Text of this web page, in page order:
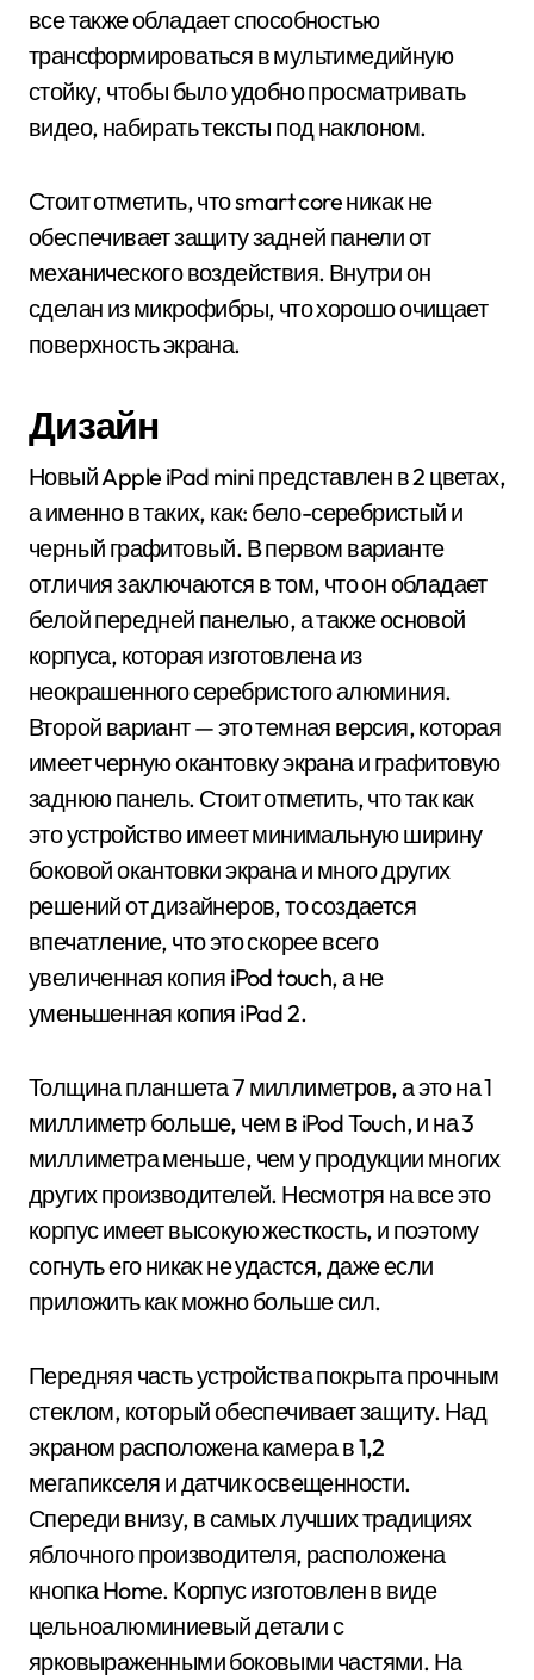
все также обладает способностью
трансформироваться в мультимедийную
стойку, чтобы было удобно просматривать
видео, набирать тексты под наклоном.
Стоит отметить, что smart core никак не
обеспечивает защиту задней панели от
механического воздействия. Внутри он
сделан из микрофибры, что хорошо очищает
поверхность экрана.
Дизайн
Новый Apple iPad mini представлен в 2 цветах,
а именно в таких, как: бело-серебристый и
черный графитовый. В первом варианте
отличия заключаются в том, что он обладает
белой передней панелью, а также основой
корпуса, которая изготовлена из
неокрашенного серебристого алюминия.
Второй вариант — это темная версия, которая
имеет черную окантовку экрана и графитовую
заднюю панель. Стоит отметить, что так как
это устройство имеет минимальную ширину
боковой окантовки экрана и много других
решений от дизайнеров, то создается
впечатление, что это скорее всего
увеличенная копия iPod touch, а не
уменьшенная копия iPad 2.
Толщина планшета 7 миллиметров, а это на 1
миллиметр больше, чем в iPod Touch, и на 3
миллиметра меньше, чем у продукции многих
других производителей. Несмотря на все это
корпус имеет высокую жесткость, и поэтому
согнуть его никак не удастся, даже если
приложить как можно больше сил.
Передняя часть устройства покрыта прочным
стеклом, который обеспечивает защиту. Над
экраном расположена камера в 1,2
мегапикселя и датчик освещенности.
Спереди внизу, в самых лучших традициях
яблочного производителя, расположена
кнопка Home. Корпус изготовлен в виде
цельноалюминиевый детали с
ярковыраженными боковыми частями. На